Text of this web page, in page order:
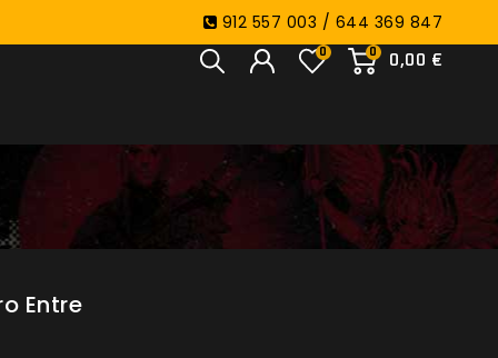
912 557 003 / 644 369 847
0
0,00 €
0
Entre